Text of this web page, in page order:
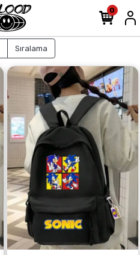
0
Sıralama